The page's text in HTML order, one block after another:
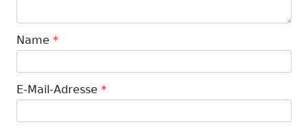
Name *
E-Mail-Adresse *